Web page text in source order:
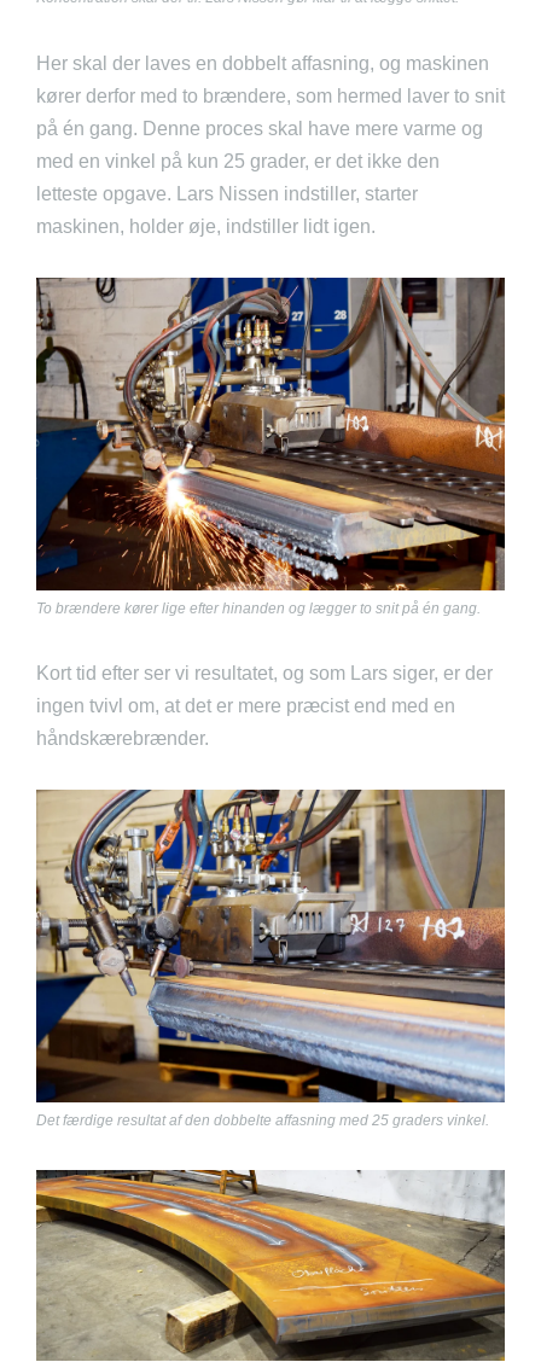
Her skal der laves en dobbelt affasning, og maskinen
kører derfor med to brændere, som hermed laver to snit
på én gang. Denne proces skal have mere varme og
med en vinkel på kun 25 grader, er det ikke den
letteste opgave. Lars Nissen indstiller, starter
maskinen, holder øje, indstiller lidt igen.
To brændere kører lige efter hinanden og lægger to snit på én gang.
Kort tid efter ser vi resultatet, og som Lars siger, er der
ingen tvivl om, at det er mere præcist end med en
håndskærebrænder.
Det færdige resultat af den dobbelte affasning med 25 graders vinkel.